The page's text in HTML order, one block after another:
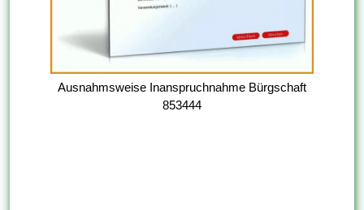
Ausnahmsweise Inanspruchnahme Bürgschaft
853444